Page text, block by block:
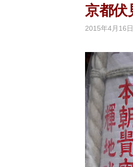
京都
2015年4月16日